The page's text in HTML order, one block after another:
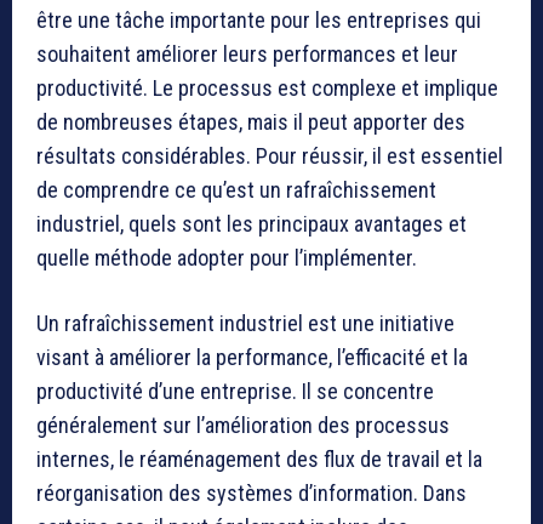
être une tâche importante pour les entreprises qui
souhaitent améliorer leurs performances et leur
productivité. Le processus est complexe et implique
de nombreuses étapes, mais il peut apporter des
résultats considérables. Pour réussir, il est essentiel
de comprendre ce qu’est un rafraîchissement
industriel, quels sont les principaux avantages et
quelle méthode adopter pour l’implémenter.
Un rafraîchissement industriel est une initiative
visant à améliorer la performance, l’efficacité et la
productivité d’une entreprise. Il se concentre
généralement sur l’amélioration des processus
internes, le réaménagement des flux de travail et la
réorganisation des systèmes d’information. Dans